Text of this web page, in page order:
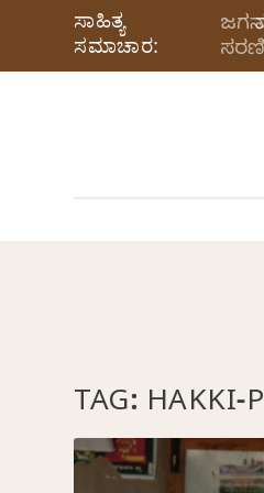
ಸಾಹಿತ್ಯ
ಸಮಾಚಾರ:
ಸರಣಿ
TAG: HAKKI-